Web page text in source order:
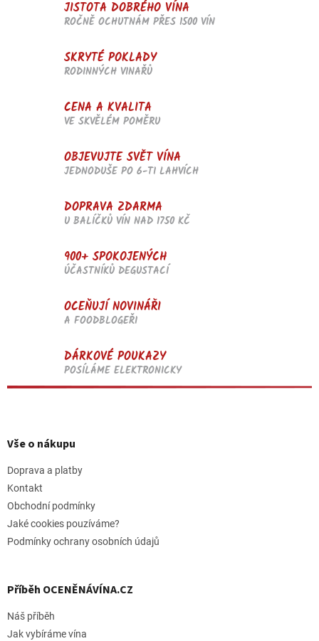
á
d
k
ý
p
s
u
JISTOTA DOBRÉHO VÍNA
ROČNĚ OCHUTNÁM PŘES 1500 VÍN
SKRYTÉ POKLADY
RODINNÝCH VINAŘŮ
CENA A KVALITA
VE SKVĚLÉM POMĚRU
OBJEVUJTE SVĚT VÍNA
JEDNODUŠE PO 6-TI LAHVÍCH
DOPRAVA ZDARMA
U BALÍČKŮ VÍN NAD 1750 KČ
900+ SPOKOJENÝCH
ÚČASTNÍKŮ DEGUSTACÍ
OCEŇUJÍ NOVINÁŘI
A FOODBLOGEŘI
DÁRKOVÉ POUKAZY
POSÍLÁME ELEKTRONICKY
pVše o nákupu
Doprava a platby
Kontakt
Obchodní podmínky
Jaké cookies pouzíváme?
Podmínky ochrany osobních údajů
Příběh OCENĚNÁVÍNA.CZ
Náš příběh
Jak vybíráme vína